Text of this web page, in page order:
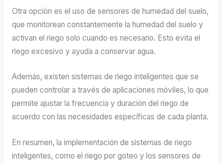
Otra opción es el uso de sensores de humedad del suelo,
que monitorean constantemente la humedad del suelo y
activan el riego solo cuando es necesario. Esto evita el
riego excesivo y ayuda a conservar agua.
Además, existen sistemas de riego inteligentes que se
pueden controlar a través de aplicaciones móviles, lo que
permite ajustar la frecuencia y duración del riego de
acuerdo con las necesidades específicas de cada planta.
En resumen, la implementación de sistemas de riego
inteligentes, como el riego por goteo y los sensores de